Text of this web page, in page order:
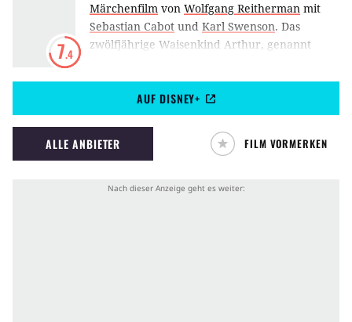
7.4
Märchenfilm von Wolfgang Reitherman mit
Sebastian Cabot und Karl Swenson. Das
zwölfjährige Waisenkind Arthur, genannt
der Zauberer Merlin auf ihn aufmerksam wird
und sich der Erziehung des Jungen annimmt.
Als Fisch, Eichhörnchen und Vogel verwandelt
lässt er Floh lehrreiche Abenteuer erleben,
daunter einen Zauberwettstreit mit der bösen
Besitz eines besonderen Schwertes kommt,
AUF DISNEY+
ALLE ANBIETER FILM VORMERKEN